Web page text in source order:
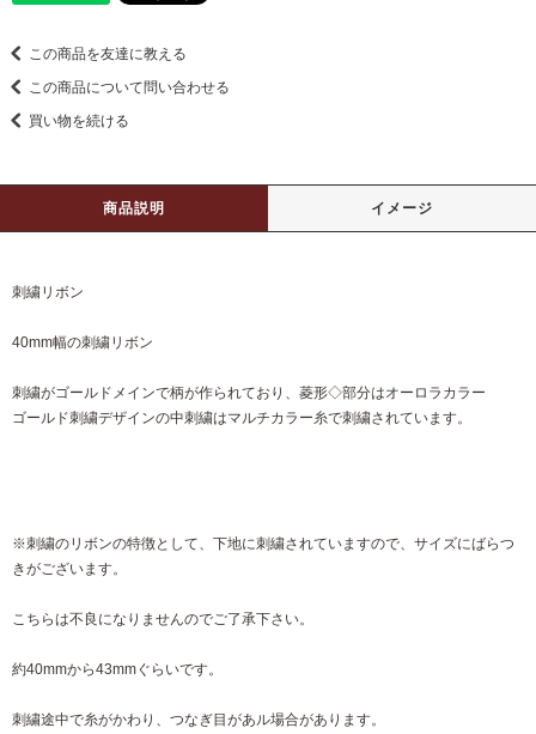
この商品を友達に教える
この商品について問い合わせる
買い物を続ける
商品説明 イメージ
刺繍リボン
40mm幅の刺繍リボン
刺繍がゴールドメインで柄が作られており、菱形◇部分はオーロラカラー
ゴールド刺繍デザインの中刺繍はマルチカラー糸で刺繍されています。
※刺繍のリボンの特徴として、下地に刺繍されていますので、サイズにばらつ
きがございます。
こちらは不良になりませんのでご了承下さい。
約40mmから43mmぐらいです。
刺繍途中で糸がかわり、つなぎ目があル場合があります。